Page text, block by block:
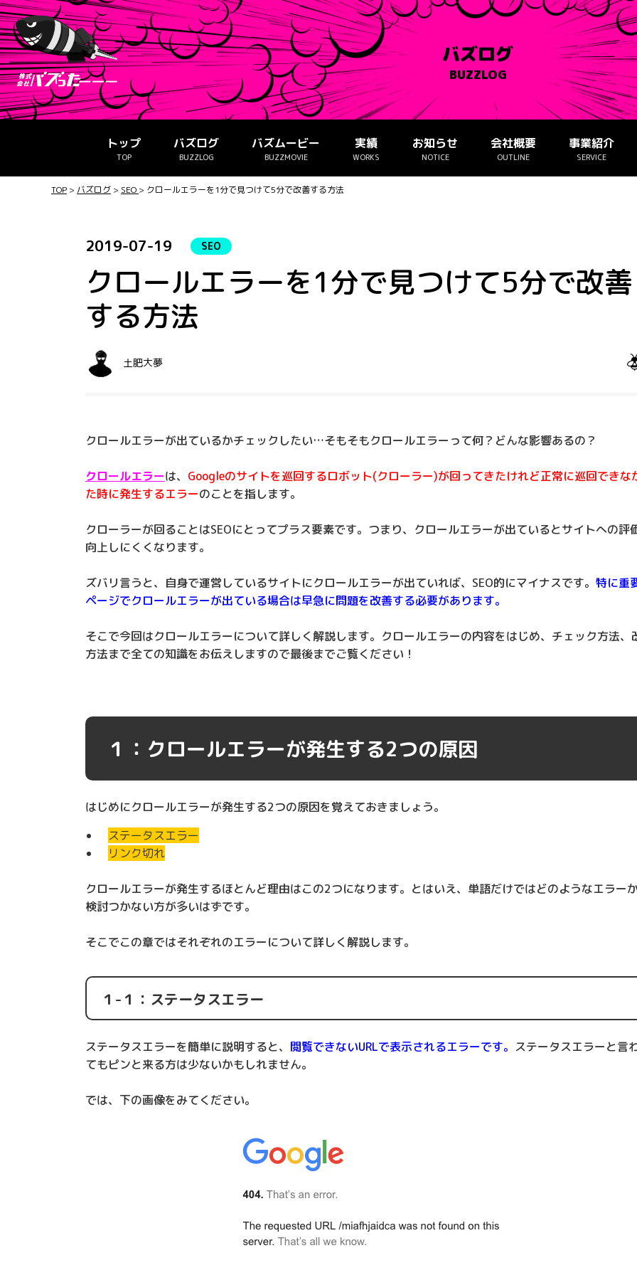
バズログ
BUZZLOG
トップ
TOP
バズログ
BUZZLOG
バズムービー
BUZZMOVIE
実績
WORKS
お知らせ
NOTICE
会社概要
OUTLINE
事業紹介
SERVICE
TOP > バズログ > SEO > クロールエラーを1分で見つけて5分で改善する方法
2019-07-19 SEO
クロールエラーを1分で見つけて5分で改善
する方法
土肥大夢
クロールエラーが出ているかチェックしたい…そもそもクロールエラーって何？どんな影響あるの？
クロールエラーは、 Googleのサイトを巡回するロボット(クローラー)が回ってきたけれど正常に巡回できな
た時に発生するエラーのことを指します。
クローラーが回ることはSEOにとってプラス要素です。つまり、クロールエラーが出ているとサイトへの評
向上しにくくなります。
ズバリ言うと、自身で運営しているサイトにクロールエラーが出ていれば、SEO的にマイナスです。 特に重
ページでクロールエラーが出ている場合は早急に問題を改善する必要があります。
そこで今回はクロールエラーについて詳しく解説します。クロールエラーの内容をはじめ、チェック方法、
方法まで全ての知識をお伝えしますので最後までご覧ください！
１：クロールエラーが発生する2つの原因
はじめにクロールエラーが発生する2つの原因を覚えておきましょう。
ステータスエラー
リンク切れ
クロールエラーが発生するほとんど理由はこの2つになります。とはいえ、単語だけではどのようなエラー
検討つかない方が多いはずです。
そこでこの章ではそれぞれのエラーについて詳しく解説します。
１-１：ステータスエラー
ステータスエラーを簡単に説明すると、 閲覧できないURLで表示されるエラーです。 ステータスエラーと言
てもピンと来る方は少ないかもしれません。
では、下の画像をみてください。